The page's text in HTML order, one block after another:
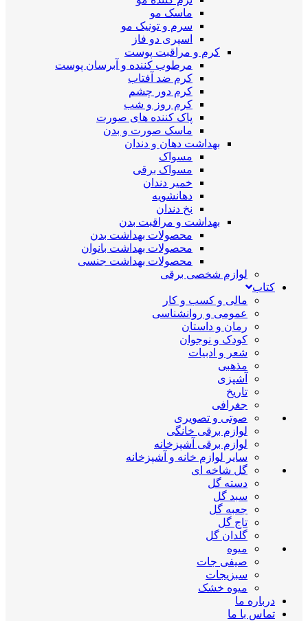
ماسک مو
سرم و تونیک مو
اسپری دو فاز
کرم و مراقبت پوست
مرطوب کننده و آبرسان پوست
کرم ضد آفتاب
کرم دور چشم
کرم روز و شب
پاک کننده های صورت
ماسک صورت و بدن
بهداشت دهان و دندان
مسواک
مسواک برقی
خمیر دندان
دهانشویه
نخ دندان
بهداشت و مراقبت بدن
محصولات بهداشت بدن
محصولات بهداشت بانوان
محصولات بهداشت جنسی
لوازم شخصی برقی
کتاب
مالی و کسب و کار
عمومی و روانشناسی
رمان و داستان
کودک و نوجوان
شعر و ادبیات
مذهبی
آشپزی
تاریخ
جغرافی
صوتی و تصویری
لوازم برقی خانگی
لوازم برقی آشپزخانه
سایر لوازم خانه و آشپزخانه
گل شاخه ای
دسته گل
سبد گل
جعبه گل
تاج گل
گلدان گل
میوه
صیفی جات
سبزیجات
میوه خشک
درباره ما
تماس با ما